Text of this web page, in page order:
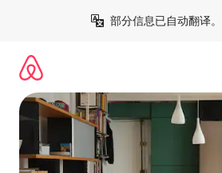
部分信息已自动翻译。